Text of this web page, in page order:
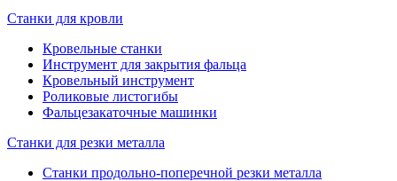
Станки для кровли
Кровельные станки
Инструмент для закрытия фальца
Кровельный инструмент
Роликовые листогибы
Фальцезакаточные машинки
Станки для резки металла
Станки продольно-поперечной резки металла